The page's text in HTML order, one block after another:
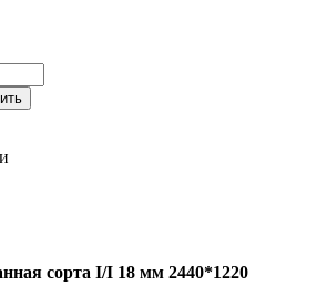
сорта I/I 18 мм 2440*1220